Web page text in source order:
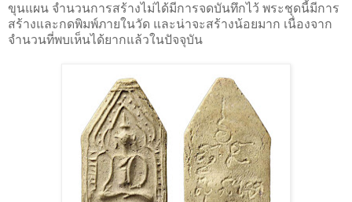
ขุนแผน จำนวนการสร้างไม่ได้มีการจดบันทึกไว้ พระชุดนี้มีการ
สร้างและกดพิมพ์ภายในวัด และน่าจะสร้างน้อยมาก เนื่องจาก
จำนวนที่พบเห็นได้ยากแล้วในปัจจุบัน